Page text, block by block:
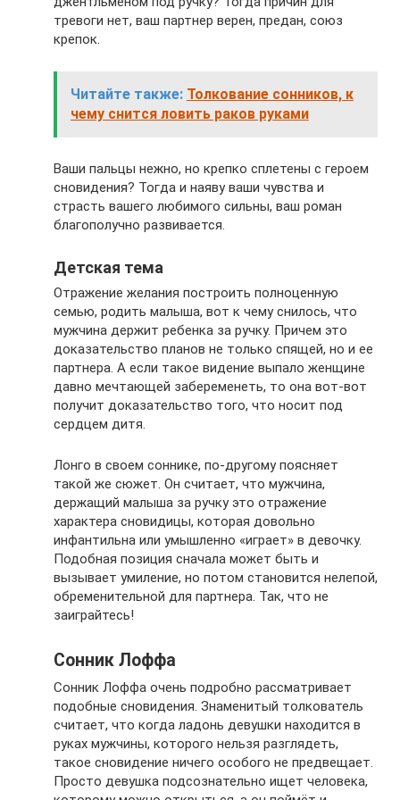
тревоги нет, ваш партнер верен, предан, союз
крепок.
Читайте также: Толкование сонников, к
чему снится ловить раков руками
Ваши пальцы нежно, но крепко сплетены с героем
сновидения? Тогда и наяву ваши чувства и
страсть вашего любимого сильны, ваш роман
благополучно развивается.
Детская тема
Отражение желания построить полноценную
семью, родить малыша, вот к чему снилось, что
мужчина держит ребенка за ручку. Причем это
доказательство планов не только спящей, но и ее
партнера. А если такое видение выпало женщине
давно мечтающей забеременеть, то она вот-вот
получит доказательство того, что носит под
сердцем дитя.
Лонго в своем соннике, по-другому поясняет
такой же сюжет. Он считает, что мужчина,
держащий малыша за ручку это отражение
характера сновидицы, которая довольно
инфантильна или умышленно «играет» в девочку.
Подобная позиция сначала может быть и
вызывает умиление, но потом становится нелепой,
обременительной для партнера. Так, что не
заиграйтесь!
Сонник Лоффа
Сонник Лоффа очень подробно рассматривает
подобные сновидения. Знаменитый толкователь
считает, что когда ладонь девушки находится в
руках мужчины, которого нельзя разглядеть,
такое сновидение ничего особого не предвещает.
Просто девушка подсознательно ищет человека,